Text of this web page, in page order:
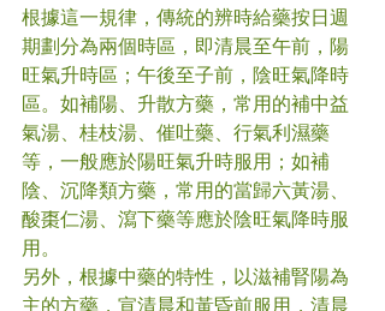
根據這一規律，傳統的辨時給藥按日週
期劃分為兩個時區，即清晨至午前，陽
旺氣升時區；午後至子前，陰旺氣降時
區。如補陽、升散方藥，常用的補中益
氣湯、桂枝湯、催吐藥、行氣利濕藥
等，一般應於陽旺氣升時服用；如補
陰、沉降類方藥，常用的當歸六黃湯、
酸棗仁湯、瀉下藥等應於陰旺氣降時服
用。
另外，根據中藥的特性，以滋補腎陽為
主的方藥，宣清晨和黃昏前服用，清晨